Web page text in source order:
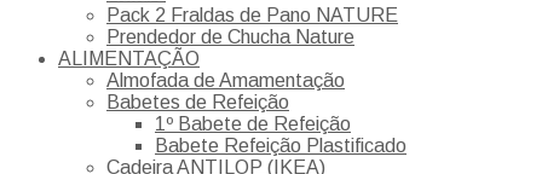
Pack 2 Fraldas de Pano NATURE
Prendedor de Chucha Nature
ALIMENTAÇÃO
Almofada de Amamentação
Babetes de Refeição
1º Babete de Refeição
Babete Refeição Plastificado
Cadeira ANTILOP (IKEA)